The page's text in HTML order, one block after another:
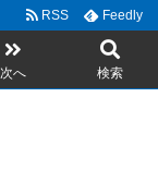
次へ 検索
RSS Feedly